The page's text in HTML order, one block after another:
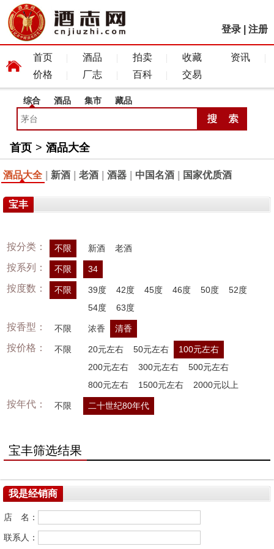
登录 注册
首页 酒品 拍卖 收藏
资讯
价格
厂志 百科 交易
综合 酒品 集市 藏品
首页 > 酒品大全
酒品大全 新酒 老酒 酒器 中国名酒 国家优质酒
宝丰
按分类： 不限 新酒 老酒
按系列： 不限 34
按度数： 不限 39度 42度 45度 46度 50度
52度
54度
63度
按香型： 不限 浓香 清香
按价格： 不限 20元左右 50元左右
100元左右
200元左右
300元左右
500元左右
800元左右
1500元左右 2000元以上
按年代： 不限 二十世纪80年代
宝丰筛选结果
我是经销商
店 名：
联系人：